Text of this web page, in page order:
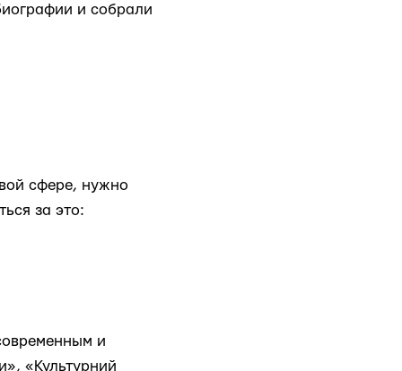
и собрали
сфере, нужно
за это:
и
«Культурний